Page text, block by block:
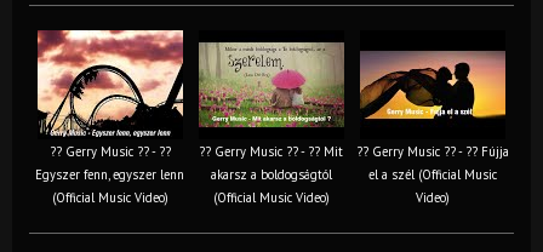
?? Gerry Music ?? - ??
Egyszer fenn, egyszer lenn
(Official Music Video)
?? Gerry Music ?? - ?? Mit
akarsz a boldogságtól
(Official Music Video)
?? Gerry Music ?? - ?? Fújja
el a szél (Official Music
Video)